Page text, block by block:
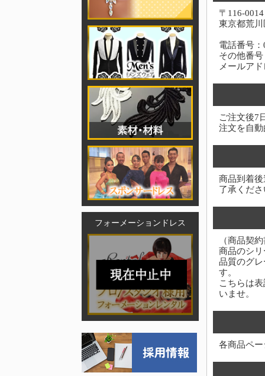
フォーメーションドレス
〒116-0014
東京都荒
電話番号
その他番
メールア
ご注文後7
注文を自
商品到着
了承くだ
（商品契
商品のシ
品質のグ
す。
こちらは
いませ。
各商品ペ